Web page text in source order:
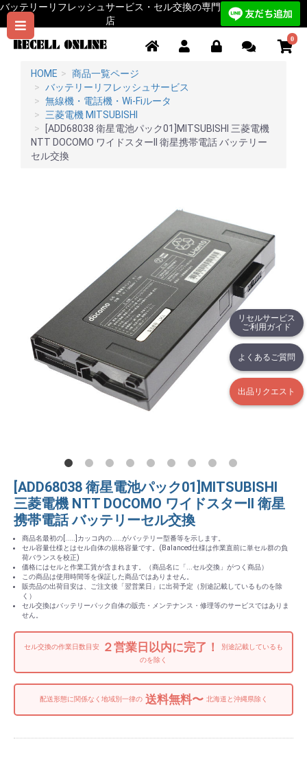
リセルサービス
ご利用ガイド
よくあるご質問
出品リクエスト
バッテリーリフレッシュサービス・セル交換の専門
店
0
HOME
商品一覧ページ
バッテリーリフレッシュサービス
無線機・電話機・Wi-Fiルータ
三菱電機 MITSUBISHI
[ADD68038 衛星電池パック01]MITSUBISHI 三菱電機
NTT DOCOMO ワイドスターII 衛星携帯電話 バッテリー
セル交換
[ADD68038 衛星電池パック01]MITSUBISHI
三菱電機 NTT DOCOMO ワイドスターII 衛星
携帯電話 バッテリーセル交換
商品名最初の[.....]カッコ内の.....がバッテリー型番等を示します。
セル容量仕様とはセル自体の規格容量です。(Balanced仕様は作業直前に単セル群の負
荷バランスを校正)
価格にはセルと作業工賃が含まれます。（商品名に「...セル交換」がつく商品）
この商品は使用時間等を保証した商品ではありません。
販売品の出荷目安は、ご注文後「翌営業日」に出荷予定（別途記載しているものを除
く）
セル交換はバッテリーパック自体の販売・メンテナンス・修理等のサービスではありま
せん。
セル交換の作業日数目安 ２営業日以内に完了！
別途記載しているも
のを除く
配送形態に関係なく地域別一律の送料無料〜 北海道と沖縄県除く